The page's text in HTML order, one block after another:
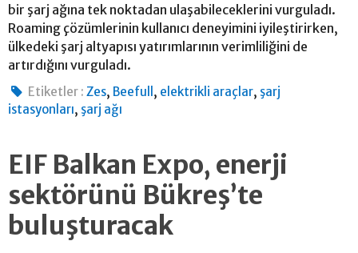
bir şarj ağına tek noktadan ulaşabileceklerini vurguladı.
Roaming çözümlerinin kullanıcı deneyimini iyileştirirken,
ülkedeki şarj altyapısı yatırımlarının verimliliğini de
artırdığını vurguladı.
Etiketler : Zes, Beefull , elektrikli araçlar, şarj
istasyonları, şarj ağı
EIF Balkan Expo, enerji
sektörünü Bükreş’te
buluşturacak